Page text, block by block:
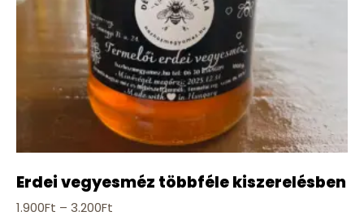
Erdei vegyesméz többféle kiszerelésben
1.900Ft – 3.200Ft